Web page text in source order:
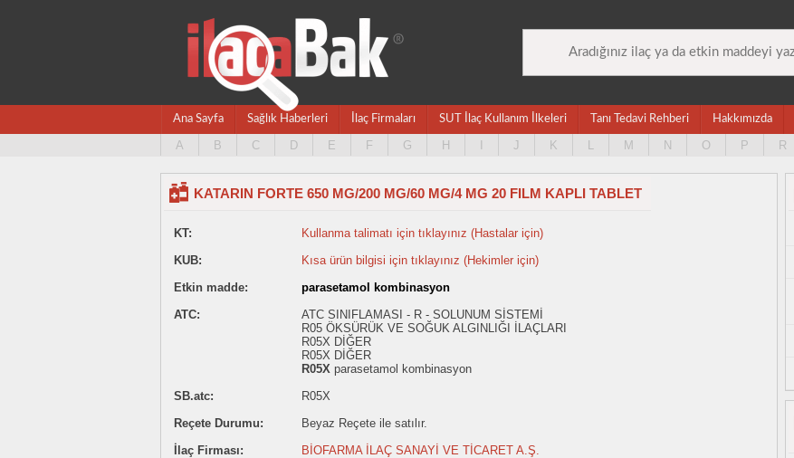
Ana Sayfa Sağlık Haberleri İlaç Firmaları SUT İlaç Kullanım İlkeleri Tanı Tedavi Rehberi Hakkımızda
A B C D E F G H J K L M N O P R
KATARIN FORTE 650 MG/200 MG/60 MG/4 MG 20 FILM KAPLI TABLET
KT:
Kullanma talimatı için tıklayınız (Hastalar için)
KUB:
Kısa ürün bilgisi için tıklayınız (Hekimler için)
Etkin madde:
parasetamol kombinasyon
ATC:
ATC SINIFLAMASI - R - SOLUNUM SİSTEMİ
R05 ÖKSÜRÜK VE SOĞUK ALGINLIĞI İLAÇLARI
R05X DİĞER
R05X DİĞER
R05X parasetamol kombinasyon
SB.atc:
R05X
Reçete Durumu:
Beyaz Reçete ile satılır.
İlaç Firması:
BİOFARMA İLAÇ SANAYİ VE TİCARET A.Ş.